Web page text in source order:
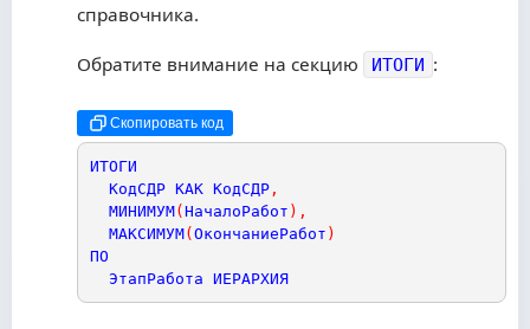
справочника.
Обратите внимание на секцию ИТОГИ :
Скопировать код
ИТОГИ
КодСДР КАК КодСДР ,
МИНИМУМ( НачалоРабот ) ,
МАКСИМУМ( ОкончаниеРабот )
ПО
ЭтапРабота ИЕРАРХИЯ